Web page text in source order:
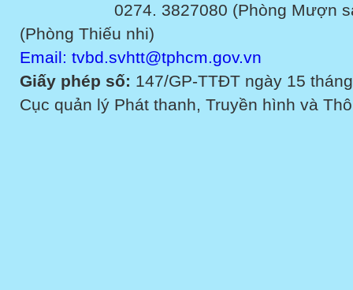
0274. 3827080 (Phòng Mượn sách
(Phòng Thiếu nhi)
Email: tvbd.svhtt@tphcm.gov.vn
Giấy phép số: 147/GP-TTĐT ngày 15
Cục quản lý Phát thanh, Truyền hình và